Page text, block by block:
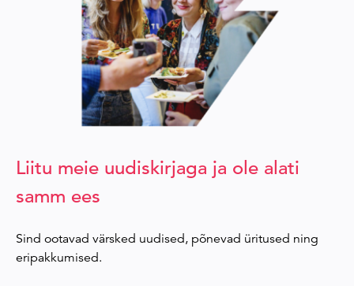
Liitu meie uudiskirjaga ja ole alati
samm ees
Sind ootavad värsked uudised, põnevad üritused ning
eripakkumised.